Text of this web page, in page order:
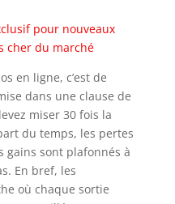
pour nouveaux
cher du marché
en ligne, c’est de
dans une clause de
miser 30 fois la
du temps, les pertes
gains sont plafonnés à
En bref, les
où chaque sortie